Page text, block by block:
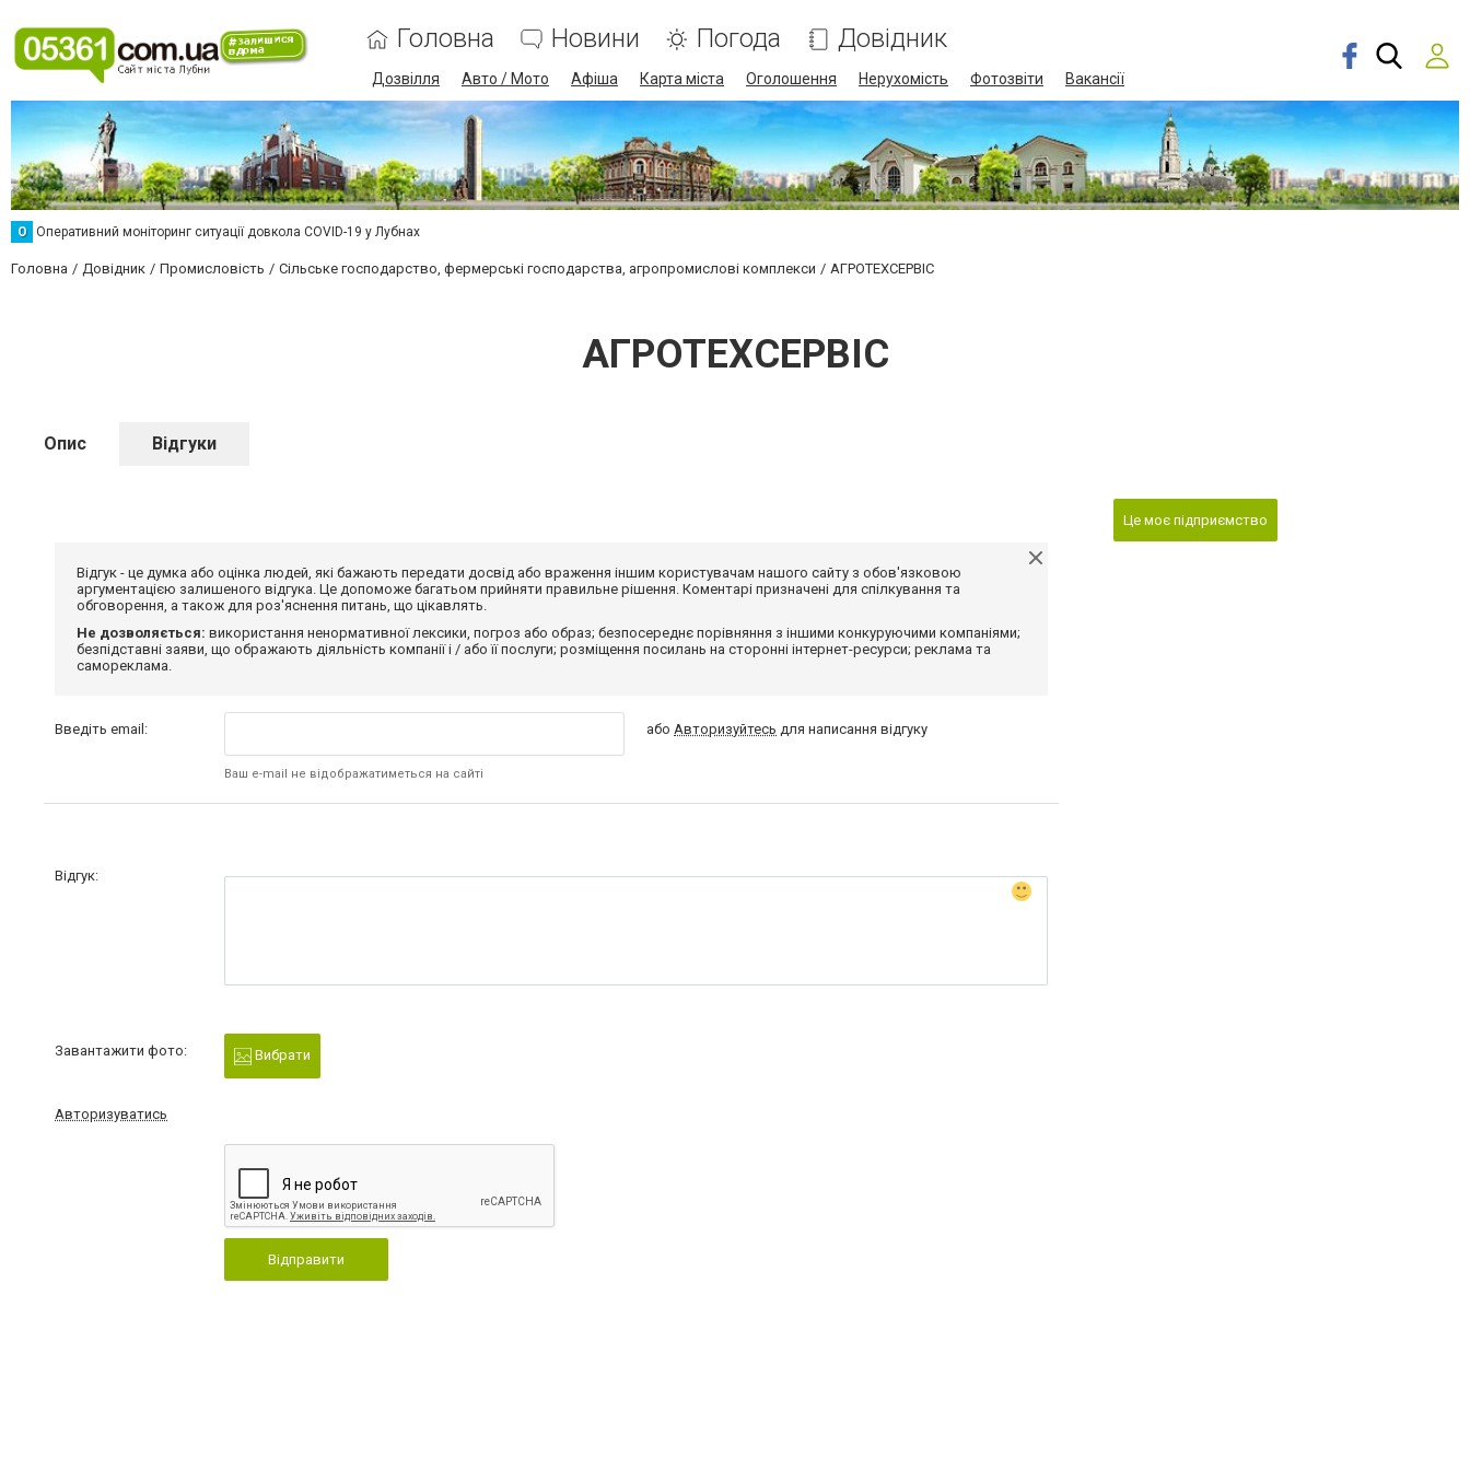
Головна Новини Погода Довідник
Дозвілля Авто / Мото Афіша Карта міста Оголошення Нерухомість Фотозвіти Вакансії
О Оперативний моніторинг ситуації довкола COVID-19 у Лубнах
Головна Довідник Промисловість Сільське господарство, фермерські господарства, агропромислові комплекси АГРОТЕХСЕРВІС
АГРОТЕХСЕРВІС
Опис Відгуки
Відгук - це думка або оцінка людей, які бажають передати досвід або враження іншим користувачам нашого сайту з обов'язковою
аргументацією залишеного відгука. Це допоможе багатьом прийняти правильне рішення. Коментарі призначені для спілкування та
обговорення, а також для роз'яснення питань, що цікавлять.
Не дозволяється: використання ненормативної лексики, погроз або образ; безпосереднє порівняння з іншими конкуруючими компаніями;
безпідставні заяви, що ображають діяльність компанії і / або її послуги; розміщення посилань на сторонні інтернет-ресурси; реклама та
самореклама.
Введіть email:
Ваш e-mail не відображатиметься на сайті
абоАвторизуйтесь для написання відгуку
Відгук:
Завантажити фото: Вибрати
Авторизуватись
Відправити
Це моє підприємство